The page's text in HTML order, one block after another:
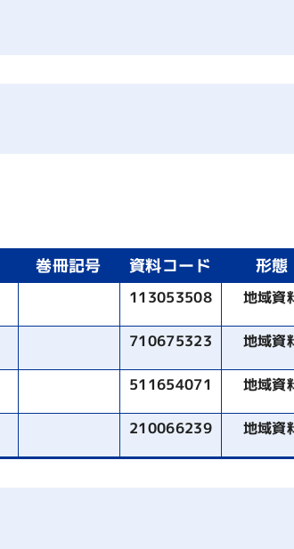
巻冊記号 資料コード 形態
113053508 地域資
710675323 地域資
511654071 地域資
210066239 地域資